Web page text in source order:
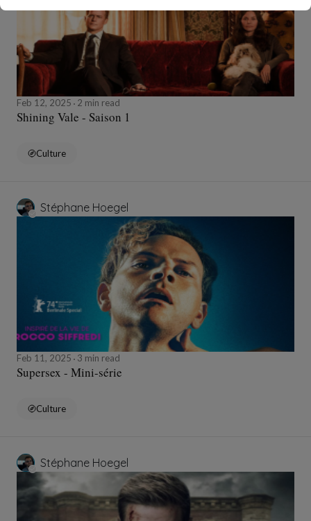
Feb 12, 2025 2 min read
Shining Vale - Saison 1
Culture
Stéphane Hoegel
Feb 11, 2025 3 min read
Supersex - Mini-série
Culture
Stéphane Hoegel